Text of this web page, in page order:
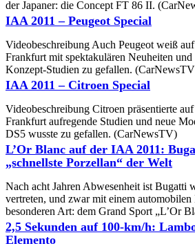
der Japaner: die Concept FT 86 II.
IAA 2011 – Peugeot Special
Videobeschreibung Auch Peugeot weiß
Frankfurt mit spektakulären Neuheiten
Konzept-Studien zu gefallen.
IAA 2011 – Citroen Special
Videobeschreibung Citroen präsentierte
Frankfurt aufregende Studien und neue
DS5 wusste zu gefallen. (CarNewsTV)
L’Or Blanc auf der IAA 2011:
„schnellste Porzellan“ der Welt
Nach acht Jahren Abwesenheit ist Bugatti
vertreten, und zwar mit einem
besonderen Art: dem Grand Sport „L’Or
2,5 Sekunden auf 100-km/h:
Elemento